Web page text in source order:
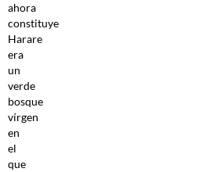
ahora
constituye
Harare
era
un
verde
bosque
vírgen
en
el
que